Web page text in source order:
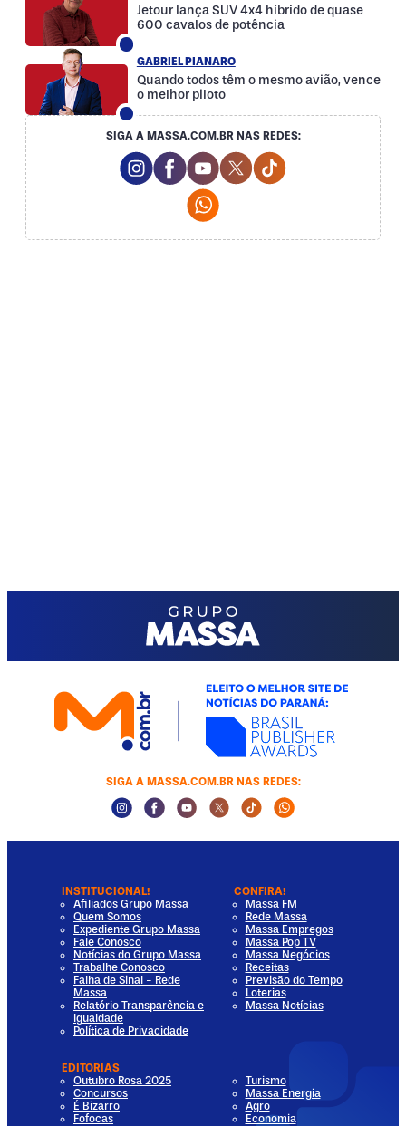
Jetour lança SUV 4x4 híbrido de quase
600 cavalos de potência
GABRIEL PIANARO
Quando todos têm o mesmo avião, vence
o melhor piloto
SIGA A MASSA.COM.BR NAS REDES:
Instagram Social Media
Facebook Social Media
Youtube Social Media
Twitter Social Media
Tiktok Social
SIGA A MASSA.COM.BR NAS REDES:
Instagram Social Media
Facebook Social Media
Youtube Social Media
Twitter Social Media
Tiktok Social Media
Whatsapp
INSTITUCIONAL!
Afiliados Grupo Massa
Quem Somos
Expediente Grupo Massa
Fale Conosco
Notícias do Grupo Massa
Trabalhe Conosco
Falha de Sinal - Rede
Massa
Relatório Transparência e
Igualdade
Política de Privacidade
CONFIRA!
Massa FM
Rede Massa
Massa Empregos
Massa Pop TV
Massa Negócios
Receitas
Previsão do Tempo
Loterias
Massa Notícias
EDITORIAS
Outubro Rosa 2025
Concursos
É Bizarro
Fofocas
Turismo
Massa Energia
Agro
Economia